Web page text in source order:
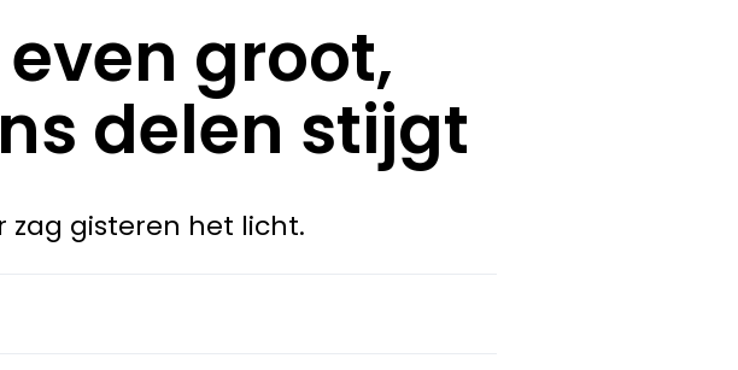
groot,
delen stijgt
zag gisteren het licht.